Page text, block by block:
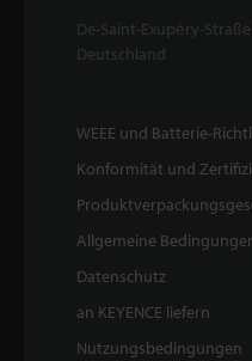
De-Saint-Exupéry-
Deutschland
WEEE und Batterie-
Konformität und
Allgemeine
Datenschutz
an KEYENCE liefern
Nutzungsbedingungen